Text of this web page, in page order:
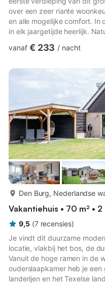
over een zeer riante
en alle mogelijke comfort. In
in elk jaargetijde heerlijk.
breedbeels smart TV. Op de
badkamer met ligbad,
verdieping heeft u de
vanaf € 233 / nacht
Den Burg, Nederlandse
Vakantiehuis • 70 m² •
9,5 (7 recensies)
Je vindt dit duurzame
locatie, vlakbij het bos, de
Vanuit de hoge ramen in de
ouderslaapkamer heb je
landerijen en het Texelse